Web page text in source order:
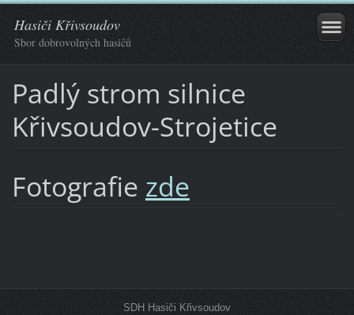
Hasiči Křivsoudov
Sbor dobrovolných hasičů
Padlý strom silnice
Křivsoudov-Strojetice
Fotografie zde
SDH Hasiči Křivsoudov